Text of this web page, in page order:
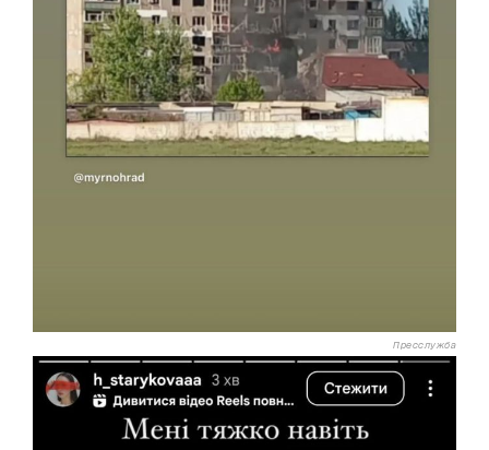
Пресслужба